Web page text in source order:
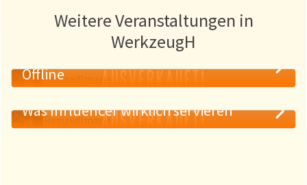
Weitere Veranstaltungen in
WerkzeugH
20
AUSVERKAUFT!
Grenzüberschreitungen: Online &
Offline
19
AUSVERKAUFT!
Was Influencer wirklich servieren